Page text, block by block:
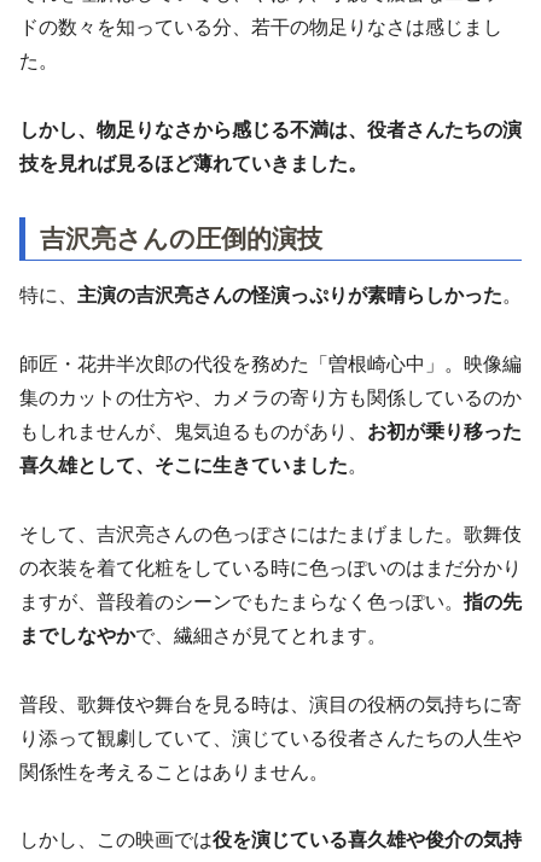
ドの数々を知っている分、若干の物足りなさは感じまし
た。
しかし、物足りなさから感じる不満は、役者さんたちの演
技を見れば見るほど薄れていきました。
吉沢亮さんの圧倒的演技
特に、 主演の吉沢亮さんの怪演っぷりが素晴らしかった。
師匠・花井半次郎の代役を務めた「曽根崎心中」。映像編
集のカットの仕方や、カメラの寄り方も関係しているのか
もしれませんが、鬼気迫るものがあり、 お初が乗り移った
喜久雄として、そこに生きていました。
そして、吉沢亮さんの色っぽさにはたまげました。歌舞伎
の衣装を着て化粧をしている時に色っぽいのはまだ分かり
ますが、普段着のシーンでもたまらなく色っぽい。 指の先
までしなやかで、繊細さが見てとれます。
普段、歌舞伎や舞台を見る時は、演目の役柄の気持ちに寄
り添って観劇していて、演じている役者さんたちの人生や
関係性を考えることはありません。
しかし、この映画では役を演じている喜久雄や俊介の気持